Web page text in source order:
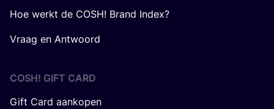
Hoe werkt de COSH! Brand Index?
Vraag en Antwoord
COSH! GIFT CARD
Gift Card aankopen